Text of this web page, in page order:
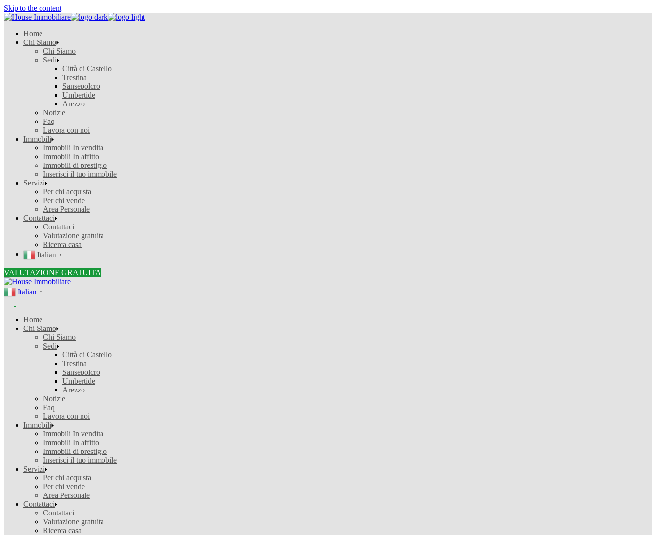
Skip to the content
Home
Chi Siamo
Chi Siamo
Sedi
Città di Castello
Trestina
Sansepolcro
Umbertide
Arezzo
Notizie
Faq
Lavora con noi
Immobili
Immobili In vendita
Immobili In affitto
Immobili di prestigio
Inserisci il tuo immobile
Servizi
Per chi acquista
Per chi vende
Area Personale
Contattaci
Contattaci
Valutazione gratuita
Ricerca casa
Italian ▼
VALUTAZIONE GRATUITA
Italian ▼
Home
Chi Siamo
Chi Siamo
Sedi
Città di Castello
Trestina
Sansepolcro
Umbertide
Arezzo
Notizie
Faq
Lavora con noi
Immobili
Immobili In vendita
Immobili In affitto
Immobili di prestigio
Inserisci il tuo immobile
Servizi
Per chi acquista
Per chi vende
Area Personale
Contattaci
Contattaci
Valutazione gratuita
Ricerca casa